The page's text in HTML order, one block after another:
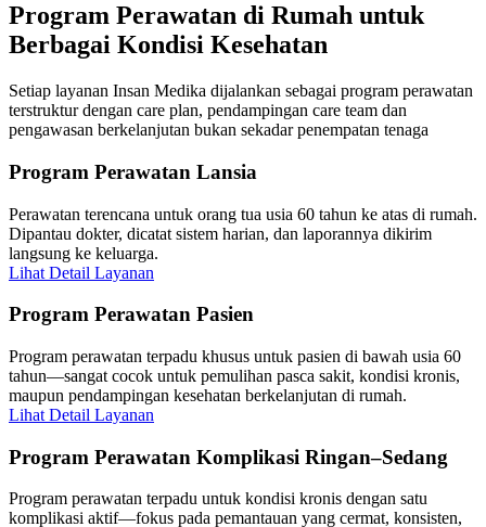
Program Perawatan di Rumah untuk
Berbagai Kondisi Kesehatan
Setiap layanan Insan Medika dijalankan sebagai program perawatan
terstruktur dengan care plan, pendampingan care team dan
pengawasan berkelanjutan bukan sekadar penempatan tenaga
Program Perawatan Lansia
Perawatan terencana untuk orang tua usia 60 tahun ke atas di rumah.
Dipantau dokter, dicatat sistem harian, dan laporannya dikirim
langsung ke keluarga.
Lihat Detail Layanan
Program Perawatan Pasien
Program perawatan terpadu khusus untuk pasien di bawah usia 60
tahun—sangat cocok untuk pemulihan pasca sakit, kondisi kronis,
maupun pendampingan kesehatan berkelanjutan di rumah.
Lihat Detail Layanan
Program Perawatan Komplikasi Ringan–Sedang
Program perawatan terpadu untuk kondisi kronis dengan satu
komplikasi aktif—fokus pada pemantauan yang cermat, konsisten,